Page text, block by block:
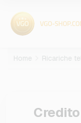
Home